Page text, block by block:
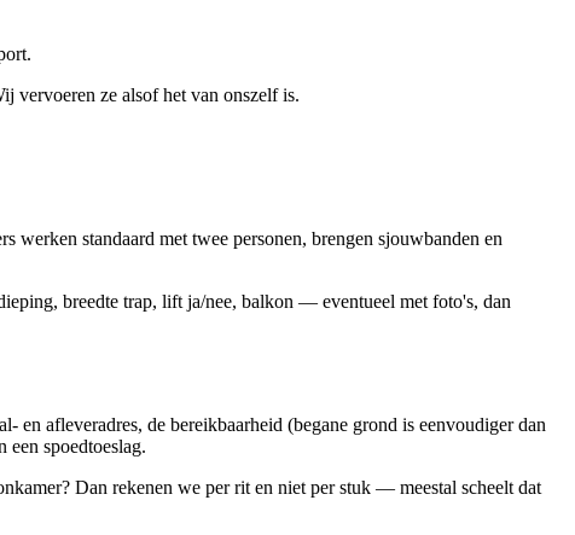
vervoeren ze alsof het van onszelf is.
werken standaard met twee personen, brengen sjouwbanden en
breedte trap, lift ja/nee, balkon — eventueel met foto's, dan
en afleveradres, de bereikbaarheid (begane grond is eenvoudiger dan
spoedtoeslag.
Dan rekenen we per rit en niet per stuk — meestal scheelt dat